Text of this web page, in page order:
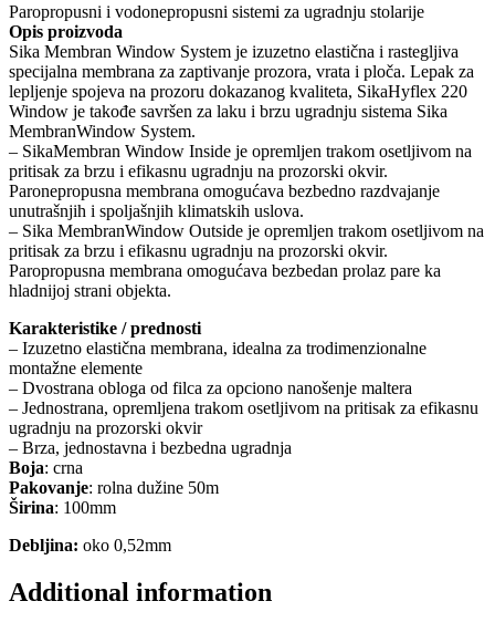
Paropropusni i vodonepropusni sistemi za ugradnju stolarije
Opis proizvoda
Sika Membran Window System je izuzetno elastična i rastegljiva
specijalna membrana za zaptivanje prozora, vrata i ploča. Lepak za
lepljenje spojeva na prozoru dokazanog kvaliteta, SikaHyflex 220
Window je takođe savršen za laku i brzu ugradnju sistema Sika
MembranWindow System.
– SikaMembran Window Inside je opremljen trakom osetljivom na
pritisak za brzu i efikasnu ugradnju na prozorski okvir.
Paronepropusna membrana omogućava bezbedno razdvajanje
unutrašnjih i spoljašnjih klimatskih uslova.
– Sika MembranWindow Outside je opremljen trakom osetljivom na
pritisak za brzu i efikasnu ugradnju na prozorski okvir.
Paropropusna membrana omogućava bezbedan prolaz pare ka
hladnijoj strani objekta.
Karakteristike / prednosti
– Izuzetno elastična membrana, idealna za trodimenzionalne
montažne elemente
– Dvostrana obloga od filca za opciono nanošenje maltera
– Jednostrana, opremljena trakom osetljivom na pritisak za efikasnu
ugradnju na prozorski okvir
– Brza, jednostavna i bezbedna ugradnja
Boja: crna
Pakovanje: rolna dužine 50m
Širina: 100mm
Debljina: oko 0,52mm
Additional information